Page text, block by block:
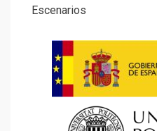
Escenarios